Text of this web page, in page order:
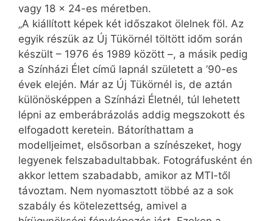
vagy 18 x 24-es méretben.
„A kiállított képek két időszakot ölelnek föl. Az
egyik részük az Új Tükörnél töltött időm során
készült – 1976 és 1989 között –, a másik pedig
a Színházi Élet című lapnál született a ’90-es
évek elején. Már az Új Tükörnél is, de aztán
különösképpen a Színházi Életnél, túl lehetett
lépni az emberábrázolás addig megszokott és
elfogadott keretein. Bátoríthattam a
modelljeimet, elsősorban a színészeket, hogy
legyenek felszabadultabbak. Fotográfusként én
akkor lettem szabadabb, amikor az MTI-től
távoztam. Nem nyomasztott többé az a sok
szabály és kötelezettség, amivel a